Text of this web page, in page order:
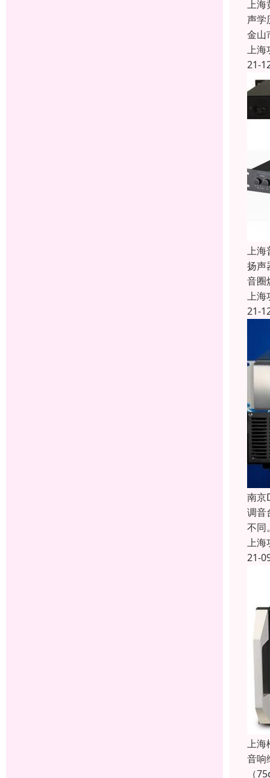
上海
声学
金山
上海
21-
上海
扬声
音圈
上海
21-
南京
调音
不同
上海
21-
上海
音响
（